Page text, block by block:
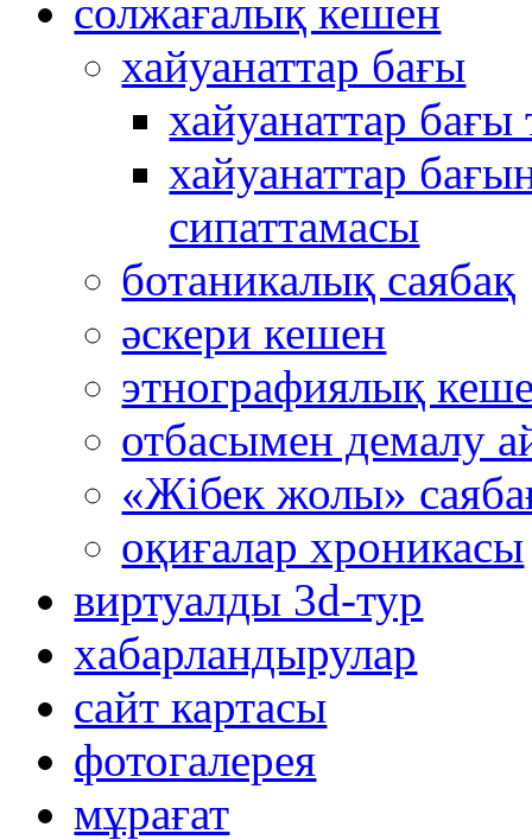
солжағалық кешен
хайуанаттар бағы
хайуанаттар
хайуанаттар
сипаттамасы
ботаникалық саябақ
әскери кешен
этнографиялық
отбасымен демалу
«Жібек жолы»
оқиғалар хроникасы
виртуалды 3d-тур
xабарландырулар
сайт картасы
фотогалерея
мұрағат